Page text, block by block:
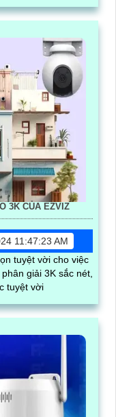
3K CỦA EZVIZ
11:47:23 AM
tuyệt vời cho việc
tuyệt vời